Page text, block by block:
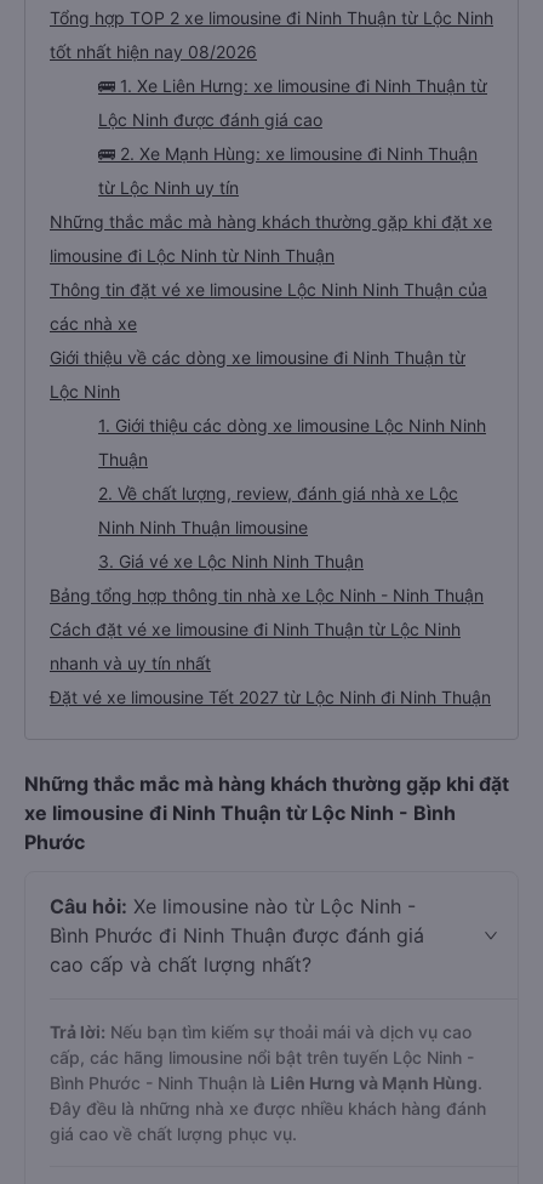
Tổng hợp TOP 2 xe limousine đi Ninh Thuận từ Lộc Ninh
tốt nhất hiện nay 08/2026
🚌 1. Xe Liên Hưng: xe limousine đi Ninh Thuận từ
Lộc Ninh được đánh giá cao
🚌 2. Xe Mạnh Hùng: xe limousine đi Ninh Thuận
từ Lộc Ninh uy tín
Những thắc mắc mà hàng khách thường gặp khi đặt xe
limousine đi Lộc Ninh từ Ninh Thuận
Thông tin đặt vé xe limousine Lộc Ninh Ninh Thuận của
các nhà xe
Giới thiệu về các dòng xe limousine đi Ninh Thuận từ
Lộc Ninh
1. Giới thiệu các dòng xe limousine Lộc Ninh Ninh
Thuận
2. Về chất lượng, review, đánh giá nhà xe Lộc
Ninh Ninh Thuận limousine
3. Giá vé xe Lộc Ninh Ninh Thuận
Bảng tổng hợp thông tin nhà xe Lộc Ninh - Ninh Thuận
Cách đặt vé xe limousine đi Ninh Thuận từ Lộc Ninh
nhanh và uy tín nhất
Đặt vé xe limousine Tết 2027 từ Lộc Ninh đi Ninh Thuận
Những thắc mắc mà hàng khách thường gặp khi đặt
xe limousine đi Ninh Thuận từ Lộc Ninh - Bình
Phước
Câu hỏi: Xe limousine nào từ Lộc Ninh -
Bình Phước đi Ninh Thuận được đánh giá
cao cấp và chất lượng nhất?
Trả lời: Nếu bạn tìm kiếm sự thoải mái và dịch vụ cao
cấp, các hãng limousine nổi bật trên tuyến Lộc Ninh -
Bình Phước - Ninh Thuận là Liên Hưng và Mạnh Hùng.
Đây đều là những nhà xe được nhiều khách hàng đánh
giá cao về chất lượng phục vụ.